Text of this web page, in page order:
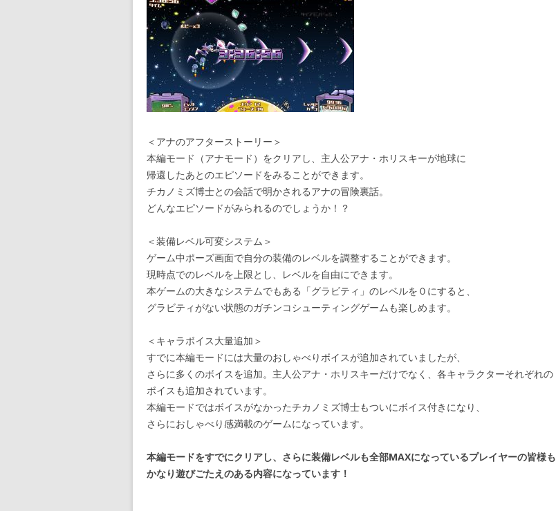
＜アナのアフターストーリー＞
本編モード（アナモード）をクリアし、主人公アナ・ホリスキーが地球に
帰還したあとのエピソードをみることができます。
チカノミズ博士との会話で明かされるアナの冒険裏話。
どんなエピソードがみられるのでしょうか！？
＜装備レベル可変システム＞
ゲーム中ポーズ画面で自分の装備のレベルを調整することができます。
現時点でのレベルを上限とし、レベルを自由にできます。
本ゲームの大きなシステムでもある「グラビティ」のレベルを０にすると、
グラビティがない状態のガチンコシューティングゲームも楽しめます。
＜キャラボイス大量追加＞
すでに本編モードには大量のおしゃべりボイスが追加されていましたが、
さらに多くのボイスを追加。主人公アナ・ホリスキーだけでなく、各キャラクターそれぞれの
ボイスも追加されています。
本編モードではボイスがなかったチカノミズ博士もついにボイス付きになり、
さらにおしゃべり感満載のゲームになっています。
本編モードをすでにクリアし、さらに装備レベルも全部MAXになっているプレイヤーの皆様も
かなり遊びごたえのある内容になっています！